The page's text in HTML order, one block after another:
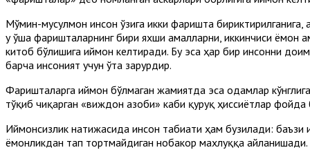
Мўмин-мусулмон инсон ўзига икки фаришта
у ўша фаришталарнинг бири яхши амалларни, иккинчиси ёмон
китоб бўлишига иймон келтиради. Бу эса ҳар бир инсонни
барча инсоният учун ўта зарурдир.
Фаришталарга иймон бўлмаган жамиятда эса одамлар
тўқиб чиқарган «виждон азоби» каби қуруқ ҳиссиётлар
Иймонсизлик натижасида инсон табиати ҳам бузилади:
ёмонликдан тап тортмайдиган нобакор махлуққа айланишади.